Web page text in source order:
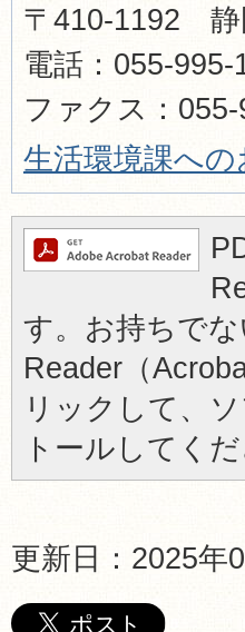
〒410-1192 静
電話：055-995-
ファクス：
生活環境課へ
す。お持ちで
Reader（
リックして、
トールしてくだ
更新日：2025年